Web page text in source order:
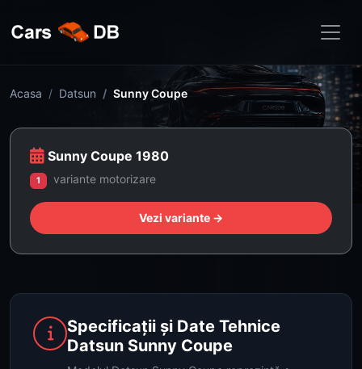
Acasa Datsun Sunny Coupe
Sunny Coupe 1980
1 variante motorizare
Vezi variante →
Specificații și Date Tehnice
Datsun Sunny Coupe